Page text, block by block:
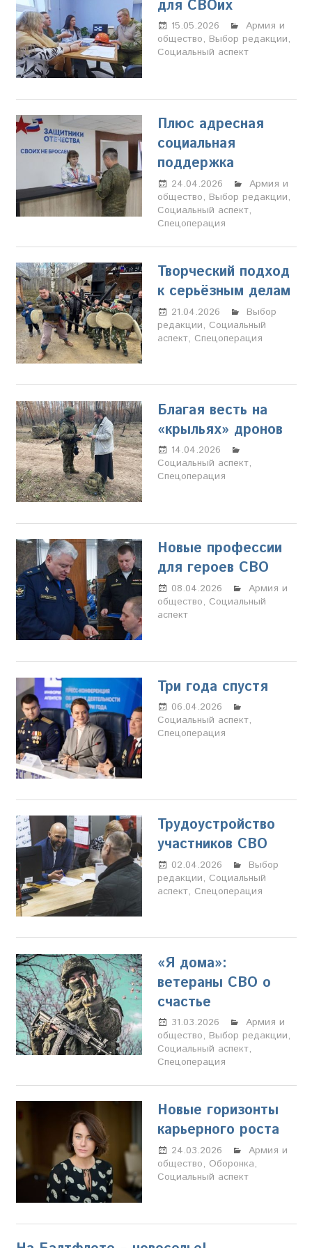
для СВОих
15.05.2026
Настя
Свиридова
Армия и
общество, Выбор редакции,
Социальный аспект
Плюс адресная
социальная
поддержка
24.04.2026
Марина
Щербакова
Армия и
общество, Выбор редакции,
Социальный аспект,
Спецоперация
Творческий подход
к серьёзным делам
21.04.2026
Настя
Свиридова
Выбор
редакции, Социальный
аспект, Спецоперация
Благая весть на
«крыльях» дронов
14.04.2026
Свиридова
Социальный аспект,
Спецоперация
Новые профессии
для героев СВО
08.04.2026
Марина
Щербакова
Армия и
общество, Социальный
аспект
Три года спустя
06.04.2026
Свиридова
Социальный аспект,
Спецоперация
Трудоустройство
участников СВО
02.04.2026
Марина
Щербакова
Выбор
редакции, Социальный
аспект, Спецоперация
«Я дома»:
ветераны СВО о
счастье
31.03.2026
Марина
Щербакова
Армия и
общество, Выбор редакции,
Социальный аспект,
Спецоперация
Новые горизонты
карьерного роста
24.03.2026
Настя
Свиридова
Армия и
общество, Оборонка,
Социальный аспект